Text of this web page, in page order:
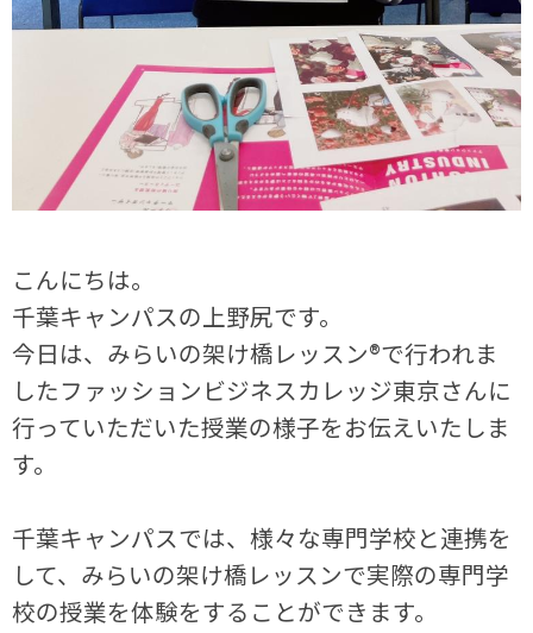
こんにちは。
千葉キャンパスの上野尻です。
今日は、みらいの架け橋レッスン®で行われま
したファッションビジネスカレッジ東京さんに
行っていただいた授業の様子をお伝えいたしま
す。
千葉キャンパスでは、様々な専門学校と連携を
して、みらいの架け橋レッスンで実際の専門学
校の授業を体験をすることができます。